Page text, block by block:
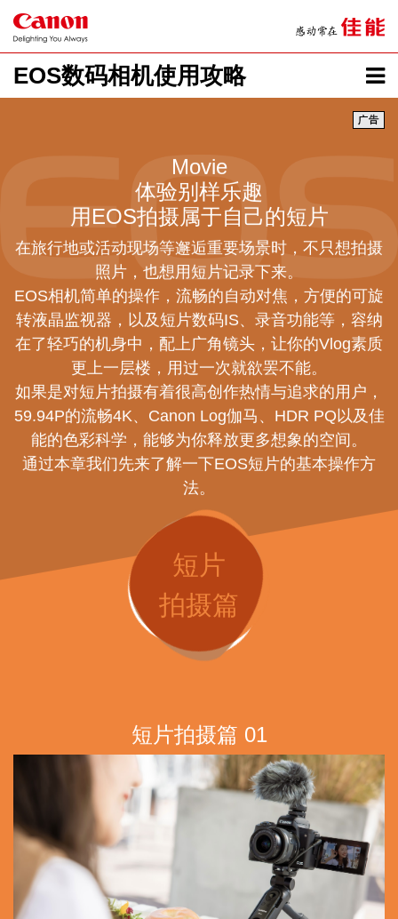
EOS数码相机使用攻略
Movie
体验别样乐趣
用EOS拍摄属于自己的短片
在旅行地或活动现场等邂逅重要场景时，不只想拍摄
照片，也想用短片记录下来。
EOS相机简单的操作，流畅的自动对焦，方便的可旋
转液晶监视器，以及短片数码IS、录音功能等，容纳
在了轻巧的机身中，配上广角镜头，让你的Vlog素质
更上一层楼，用过一次就欲罢不能。
如果是对短片拍摄有着很高创作热情与追求的用户，
59.94P的流畅4K、Canon Log伽马、HDR PQ以及佳
能的色彩科学，能够为你释放更多想象的空间。
通过本章我们先来了解一下EOS短片的基本操作方
法。
短片
拍摄篇